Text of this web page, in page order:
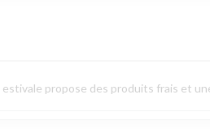
propose des produits frais et